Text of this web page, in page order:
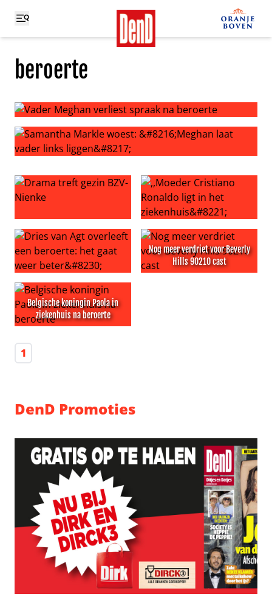
beroerte
Vader Meghan verliest spraak na beroerte
Drama treft gezin BZV-Nienke,,Moeder Cristiano Ronaldo
Dries van Agt overleeft een beroerte: het gaat weer
Nog meer verdriet voor Beverly
Hills 90210 cast
Belgische koningin Paola in
ziekenhuis na beroerte
1
DenD Promoties